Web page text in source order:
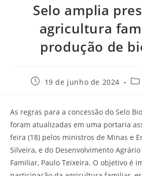
Selo amplia
agricultura
produção de
19 de junho de 2024
As regras para a concessão do Selo
foram atualizadas em uma portaria
feira (18) pelos ministros de Minas e
Silveira, e do Desenvolvimento
Familiar, Paulo Teixeira. O objetivo é